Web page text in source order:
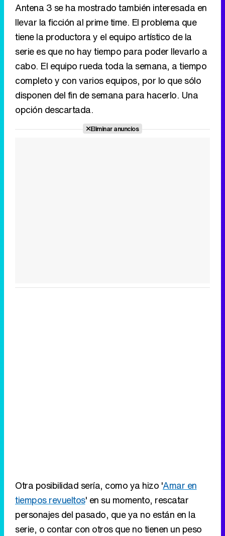
Antena 3 se ha mostrado también interesada en
llevar la ficción al prime time. El problema que
tiene la productora y el equipo artístico de la
serie es que no hay tiempo para poder llevarlo a
cabo. El equipo rueda toda la semana, a tiempo
completo y con varios equipos, por lo que sólo
disponen del fin de semana para hacerlo. Una
opción descartada.
Eliminar anuncios
Otra posibilidad sería, como ya hizo 'Amar en
tiempos revueltos' en su momento, rescatar
personajes del pasado, que ya no están en la
serie, o contar con otros que no tienen un peso